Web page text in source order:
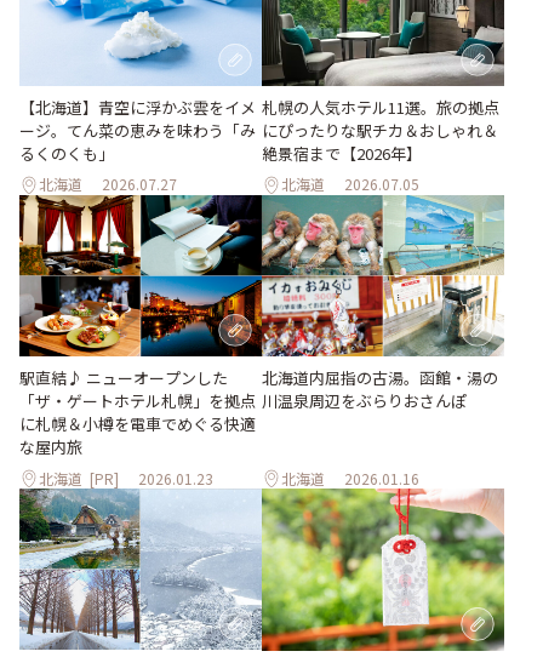
【北海道】青空に浮かぶ雲をイメ
ージ。てん菜の恵みを味わう「み
るくのくも」
北海道 2026.07.27
札幌の人気ホテル11選。旅の拠点
にぴったりな駅チカ＆おしゃれ＆
絶景宿まで【2026年】
北海道 2026.07.05
駅直結♪ ニューオープンした
「ザ・ゲートホテル札幌」を拠点
に札幌＆小樽を電車でめぐる快適
な屋内旅
北海道 [PR] 2026.01.23
北海道内屈指の古湯。函館・湯の
川温泉周辺をぶらりおさんぽ
北海道 2026.01.16